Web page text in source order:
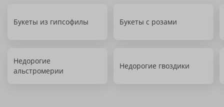
Букеты из гипсофилы Букеты с розами
Недорогие
альстромерии
Недорогие гвоздики